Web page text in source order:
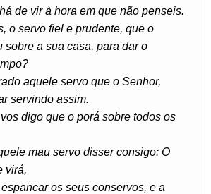
de vir à hora em que não penseis.
o servo fiel e prudente, que o
sobre a sua casa, para dar o
aquele servo que o Senhor,
servindo assim.
digo que o porá sobre todos os
mau servo disser consigo: O
virá,
os seus conservos, e a